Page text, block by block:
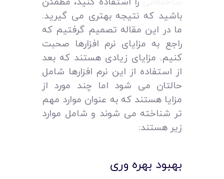
باشید که نتیجه بهتری می‌ گیرید.
ما در این مقاله تصمیم گرفتیم که
راجع به مزایای نرم افزارها صحبت
کنیم. مزایای زیادی هستند که بعد
از استفاده از این نرم افزارها شامل
حالتان می‌ شود اما چند مورد از
مزایا هستند که به عنوان موارد مهم
تر شناخته می‌ شوند و شامل موارد
زیر هستند:
بهبود بهره‌ وری